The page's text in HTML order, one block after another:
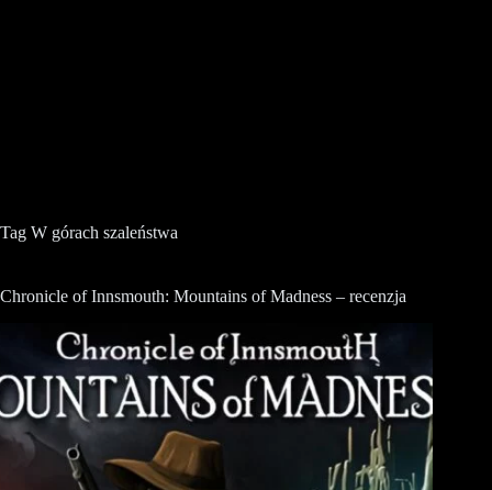
Tag W górach szaleństwa
Chronicle of Innsmouth: Mountains of Madness – recenzja